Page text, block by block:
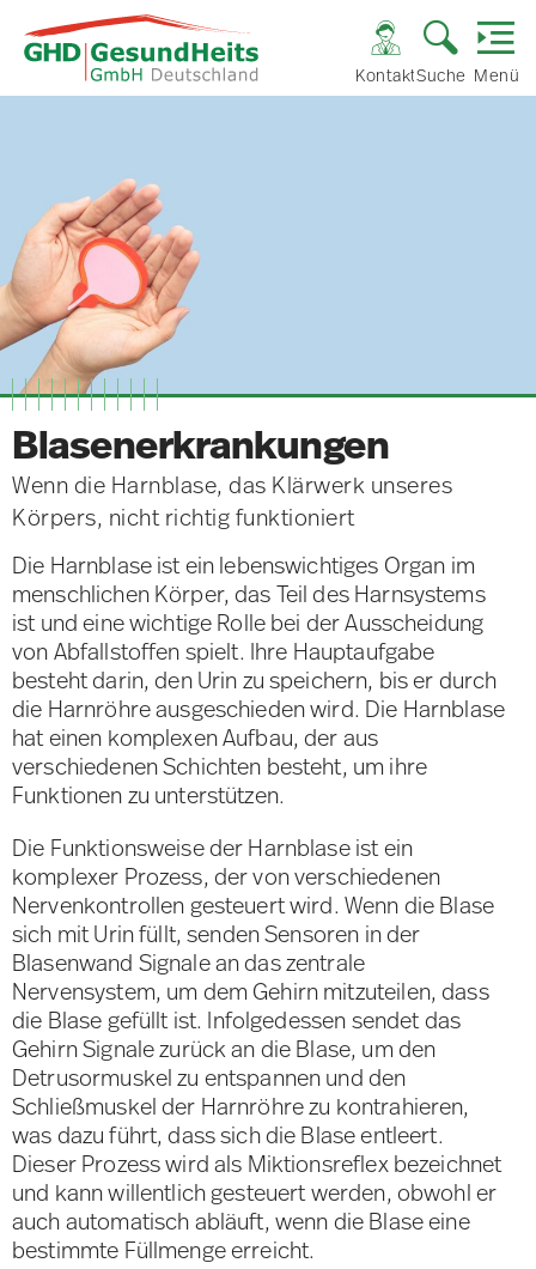
KontaktSuche Menü
Blasenerkrankungen
Wenn die Harnblase, das Klärwerk unseres
Körpers, nicht richtig funktioniert
Die Harnblase ist ein lebenswichtiges Organ im
menschlichen Körper, das Teil des Harnsystems
ist und eine wichtige Rolle bei der Ausscheidung
von Abfallstoffen spielt. Ihre Hauptaufgabe
besteht darin, den Urin zu speichern, bis er durch
die Harnröhre ausgeschieden wird. Die Harnblase
hat einen komplexen Aufbau, der aus
verschiedenen Schichten besteht, um ihre
Funktionen zu unterstützen.
Die Funktionsweise der Harnblase ist ein
komplexer Prozess, der von verschiedenen
Nervenkontrollen gesteuert wird. Wenn die Blase
sich mit Urin füllt, senden Sensoren in der
Blasenwand Signale an das zentrale
Nervensystem, um dem Gehirn mitzuteilen, dass
die Blase gefüllt ist. Infolgedessen sendet das
Gehirn Signale zurück an die Blase, um den
Detrusormuskel zu entspannen und den
Schließmuskel der Harnröhre zu kontrahieren,
was dazu führt, dass sich die Blase entleert.
Dieser Prozess wird als Miktionsreflex bezeichnet
und kann willentlich gesteuert werden, obwohl er
auch automatisch abläuft, wenn die Blase eine
bestimmte Füllmenge erreicht.